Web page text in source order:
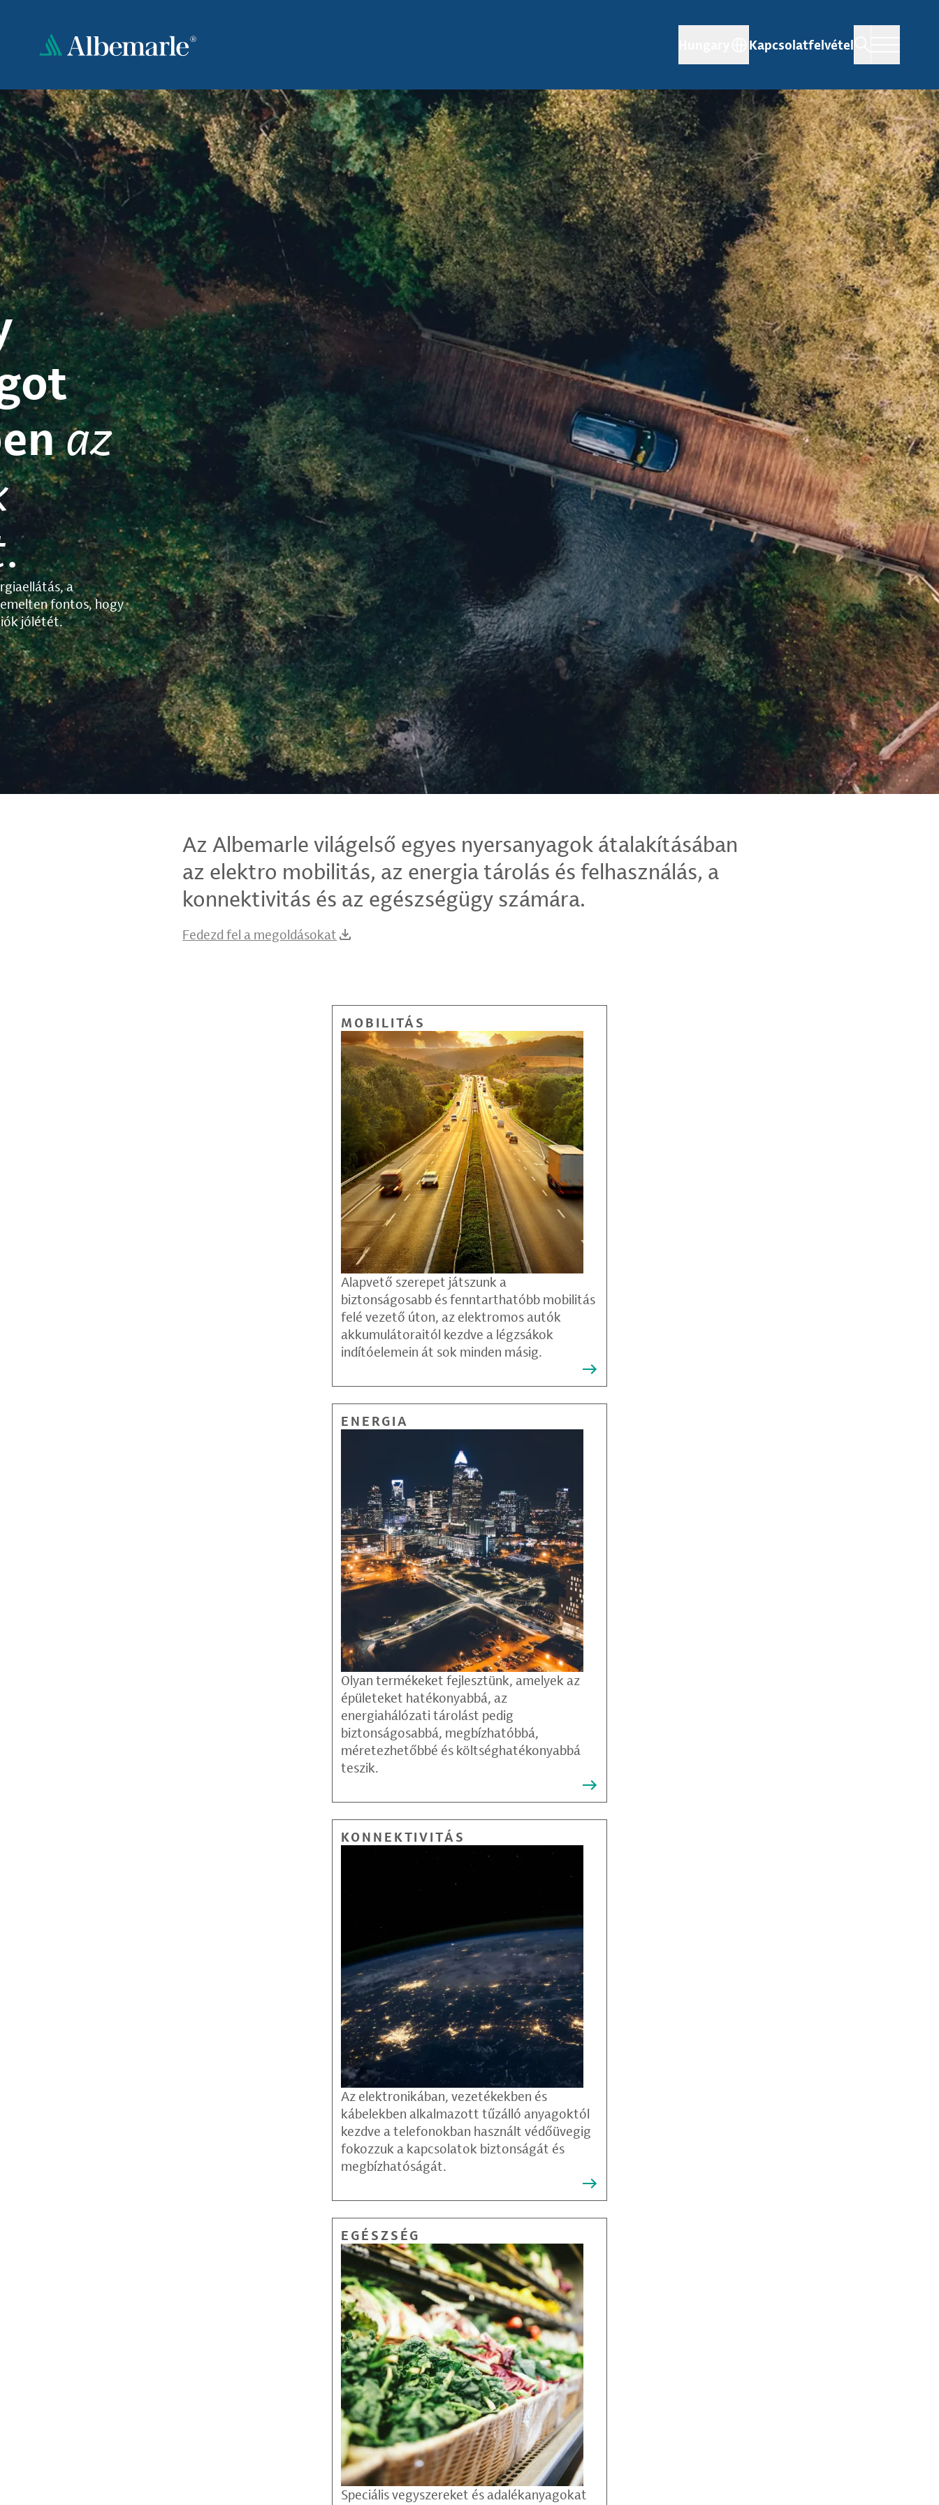
tartalomra
Kapcsolatfelvétel
az
.
a
fontos, hogy
jólétét.
Az Albemarle világelső egyes nyersanyagok átalakításában
az elektro mobilitás, az energia tárolás és felhasználás, a
konnektivitás és az egészségügy számára.
Fedezd fel a megoldásokat
MOBILITÁS
Alapvető szerepet játszunk a
biztonságosabb és fenntarthatóbb mobilitás
felé vezető úton, az elektromos autók
akkumulátoraitól kezdve a légzsákok
indítóelemein át sok minden másig.
ENERGIA
Olyan termékeket fejlesztünk, amelyek az
épületeket hatékonyabbá, az
energiahálózati tárolást pedig
biztonságosabbá, megbízhatóbbá,
méretezhetőbbé és költséghatékonyabbá
teszik.
KONNEKTIVITÁS
Az elektronikában, vezetékekben és
kábelekben alkalmazott tűzálló anyagoktól
kezdve a telefonokban használt védőüvegig
fokozzuk a kapcsolatok biztonságát és
megbízhatóságát.
EGÉSZSÉG
Speciális vegyszereket és adalékanyagokat